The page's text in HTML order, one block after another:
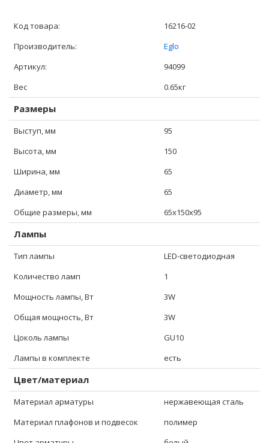
Код товара:
16216-02
Производитель:
Eglo
Артикул:
94099
Вес
0.65кг
Размеры
Выступ, мм
95
Высота, мм
150
Ширина, мм
65
Диаметр, мм
65
Общие размеры, мм
65x150x95
Лампы
Тип лампы
LED-светодиодная
Количество ламп
1
Мощность лампы, Вт
3W
Общая мощность, Вт
3W
Цоколь лампы
GU10
Лампы в комплекте
есть
Цвет/материал
Материал арматуры
нержавеющая сталь
Материал плафонов и подвесок
полимер